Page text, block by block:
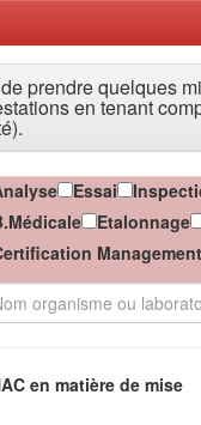
prendre quelques
en tenant
Essai
Etalonnage
Management
en matière de mise